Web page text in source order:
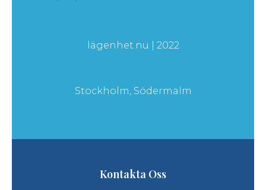
lägenhet.nu | 2022
Stockholm, Södermalm
Kontakta Oss